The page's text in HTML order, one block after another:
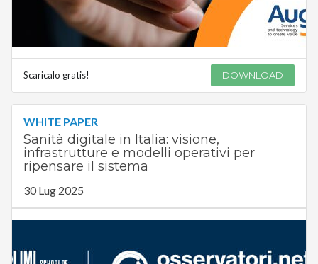
Scaricalo gratis! DOWNLOAD
WHITE PAPER
Sanità digitale in Italia: visione,
infrastrutture e modelli operativi per
ripensare il sistema
30 Lug 2025